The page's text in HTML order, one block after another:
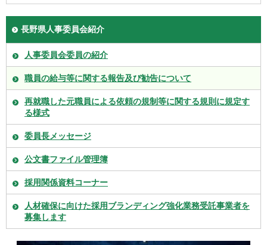
長野県人事委員会紹介
人事委員会委員の紹介
職員の給与等に関する報告及び勧告について
再就職した元職員による依頼の規制等に関する規則に規定す
る様式
委員長メッセージ
公文書ファイル管理簿
採用関係資料コーナー
人材確保に向けた採用ブランディング強化業務受託事業者を
募集します